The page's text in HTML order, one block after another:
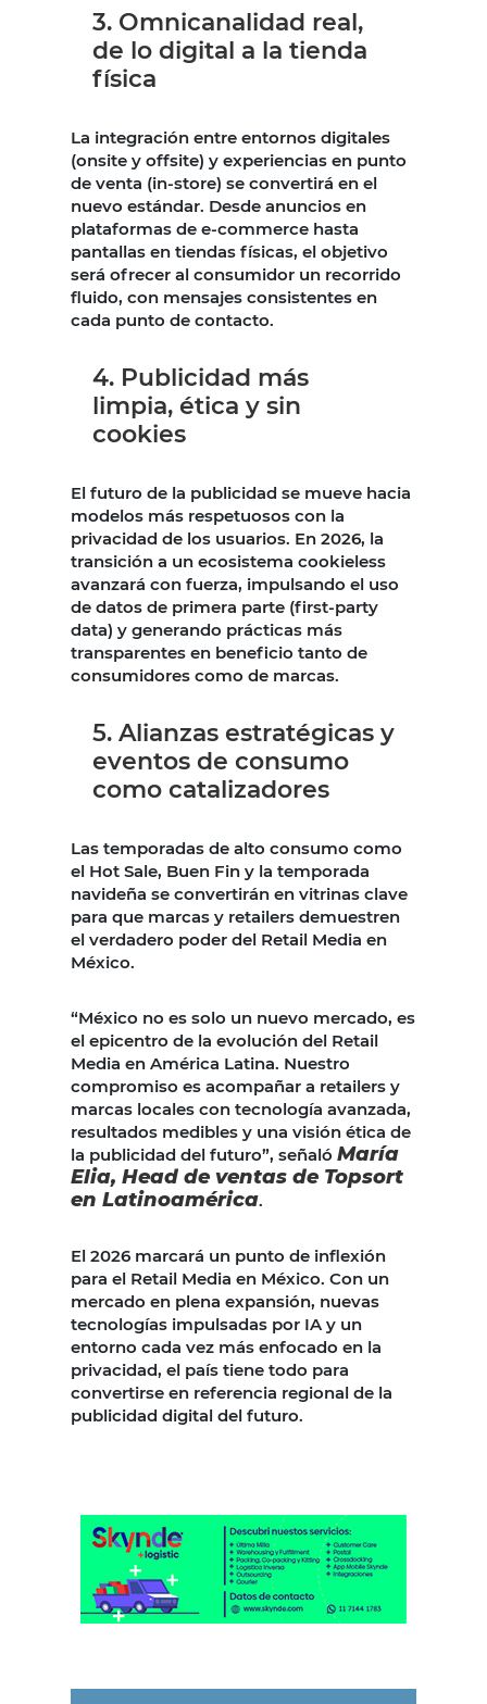
3. Omnicanalidad real,
de lo digital a la tienda
física
La integración entre entornos digitales
(onsite y offsite) y experiencias en punto
de venta (in-store) se convertirá en el
nuevo estándar. Desde anuncios en
plataformas de e-commerce hasta
pantallas en tiendas físicas, el objetivo
será ofrecer al consumidor un recorrido
fluido, con mensajes consistentes en
cada punto de contacto.
4. Publicidad más
limpia, ética y sin
cookies
El futuro de la publicidad se mueve hacia
modelos más respetuosos con la
privacidad de los usuarios. En 2026, la
transición a un ecosistema cookieless
avanzará con fuerza, impulsando el uso
de datos de primera parte (first-party
data) y generando prácticas más
transparentes en beneficio tanto de
consumidores como de marcas.
5. Alianzas estratégicas y
eventos de consumo
como catalizadores
Las temporadas de alto consumo como
el Hot Sale, Buen Fin y la temporada
navideña se convertirán en vitrinas clave
para que marcas y retailers demuestren
el verdadero poder del Retail Media en
México.
“México no es solo un nuevo mercado, es
el epicentro de la evolución del Retail
Media en América Latina. Nuestro
compromiso es acompañar a retailers y
marcas locales con tecnología avanzada,
resultados medibles y una visión ética de
la publicidad del futuro”, señaló María
Elia, Head de ventas de Topsort
en Latinoamérica.
El 2026 marcará un punto de inflexión
para el Retail Media en México. Con un
mercado en plena expansión, nuevas
tecnologías impulsadas por IA y un
entorno cada vez más enfocado en la
privacidad, el país tiene todo para
convertirse en referencia regional de la
publicidad digital del futuro.